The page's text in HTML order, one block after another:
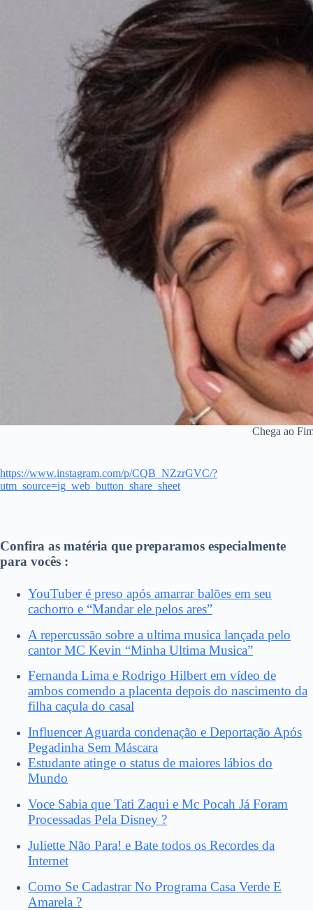
Chega ao
https://www.instagram.com/p/CQB_NZzrGVC/?
utm_source=ig_web_button_share_sheet
Confira as matéria que preparamos especialmente
para vocês :
YouTuber é preso após amarrar balões em seu
cachorro e “Mandar ele pelos ares”
A repercussão sobre a ultima musica lançada pelo
cantor MC Kevin “Minha Ultima Musica”
Fernanda Lima e Rodrigo Hilbert em vídeo de
ambos comendo a placenta depois do nascimento da
filha caçula do casal
Influencer Aguarda condenação e Deportação Após
Pegadinha Sem Máscara
Estudante atinge o status de maiores lábios do
Mundo
Voce Sabia que Tati Zaqui e Mc Pocah Já Foram
Processadas Pela Disney ?
Juliette Não Para! e Bate todos os Recordes da
Internet
Como Se Cadastrar No Programa Casa Verde E
Amarela ?